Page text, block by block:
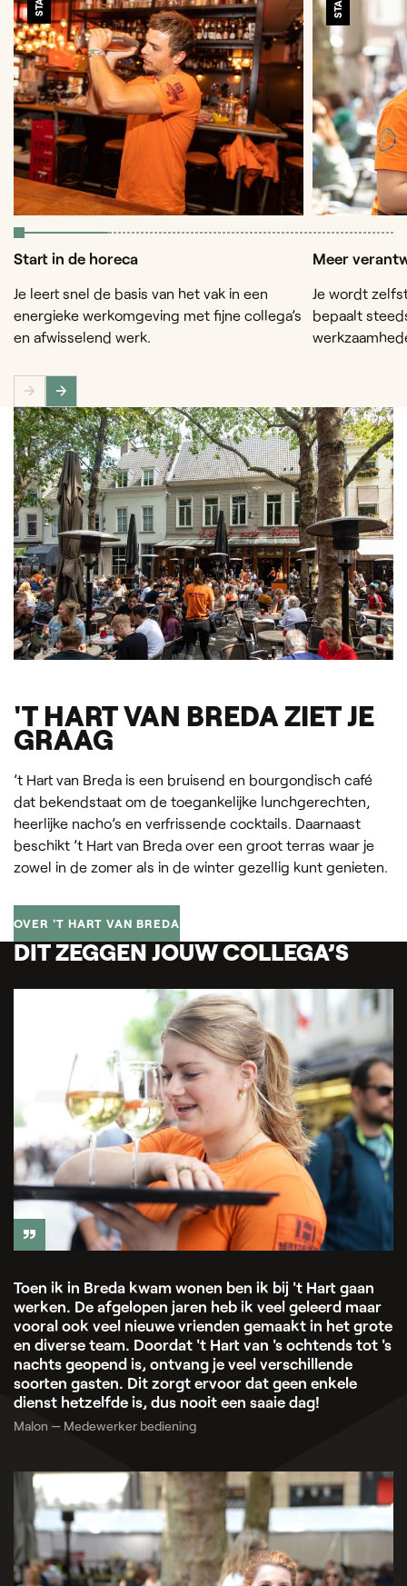
Start in de horeca
Je leert snel de basis van het vak in een
energieke werkomgeving met fijne collega’s
en afwisselend werk.
Meer
Je wordt
bepaalt
'T HART VAN BREDA ZIET JE
GRAAG
’t Hart van Breda is een bruisend en bourgondisch café
dat bekendstaat om de toegankelijke lunchgerechten,
heerlijke nacho’s en verfrissende cocktails. Daarnaast
beschikt ’t Hart van Breda over een groot terras waar je
zowel in de zomer als in de winter gezellig kunt genieten.
OVER 'T HART VAN BREDA
DIT ZEGGEN JOUW COLLEGA’S
Toen ik in Breda kwam wonen ben ik bij 't Hart gaan
werken. De afgelopen jaren heb ik veel geleerd maar
vooral ook veel nieuwe vrienden gemaakt in het grote
en diverse team. Doordat 't Hart van 's ochtends tot 's
nachts geopend is, ontvang je veel verschillende
soorten gasten. Dit zorgt ervoor dat geen enkele
dienst hetzelfde is, dus nooit een saaie dag!
Malon — Medewerker bediening